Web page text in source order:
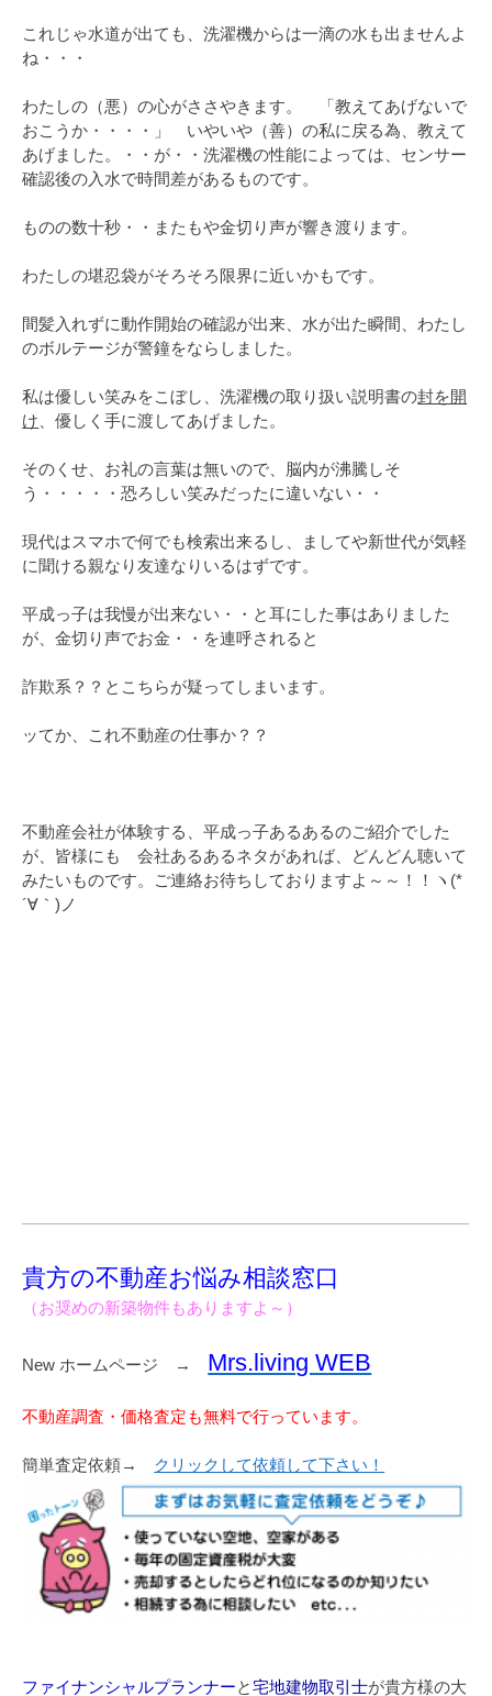
これじゃ水道が出ても、洗濯機からは一滴の水も出ませんよ
ね・・・
わたしの（悪）の心がささやきます。 「教えてあげないで
おこうか・・・・」 いやいや（善）の私に戻る為、教えて
あげました。・・が・・洗濯機の性能によっては、センサー
確認後の入水で時間差があるものです。
ものの数十秒・・またもや金切り声が響き渡ります。
わたしの堪忍袋がそろそろ限界に近いかもです。
間髪入れずに動作開始の確認が出来、水が出た瞬間、わたし
のボルテージが警鐘をならしました。
私は優しい笑みをこぼし、洗濯機の取り扱い説明書の封を開
け 、優しく手に渡してあげました。
そのくせ、お礼の言葉は無いので、脳内が沸騰しそ
う・・・・・恐ろしい笑みだったに違いない・・
現代はスマホで何でも検索出来るし、ましてや新世代が気軽
に聞ける親なり友達なりいるはずです。
平成っ子は我慢が出来ない・・と耳にした事はありました
が、金切り声でお金・・を連呼されると
詐欺系？？とこちらが疑ってしまいます。
ッてか、これ不動産の仕事か？？
不動産会社が体験する、平成っ子あるあるのご紹介でした
が、皆様にも 会社あるあるネタがあれば、どんどん聴いて
みたいものです。ご連絡お待ちしておりますよ～～！！ヽ(*
´∀｀)ノ
貴方の不動産お悩み相談窓口
（お奨めの新築物件もありますよ～）
New ホームページ → Mrs.living WEB
不動産調査・価格査定も無料で行っています。
簡単査定依頼→ クリックして依頼して下さい！
ファイナンシャルプランナーと宅地建物取引士が貴方様の大